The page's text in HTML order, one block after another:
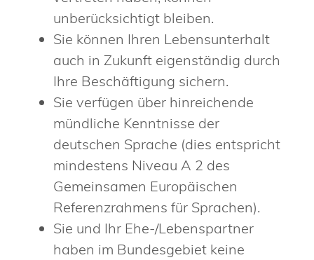
unberücksichtigt bleiben.
Sie können Ihren Lebensunterhalt
auch in Zukunft eigenständig durch
Ihre Beschäftigung sichern.
Sie verfügen über hinreichende
mündliche Kenntnisse der
deutschen Sprache (dies entspricht
mindestens Niveau A 2 des
Gemeinsamen Europäischen
Referenzrahmens für Sprachen).
Sie und Ihr Ehe-/Lebenspartner
haben im Bundesgebiet keine